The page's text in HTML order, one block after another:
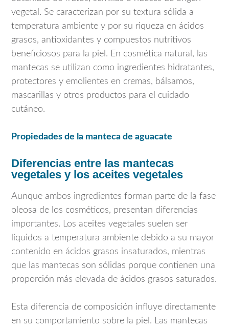
vegetal. Se caracterizan por su textura sólida a
temperatura ambiente y por su riqueza en ácidos
grasos, antioxidantes y compuestos nutritivos
beneficiosos para la piel. En cosmética natural, las
mantecas se utilizan como ingredientes hidratantes,
protectores y emolientes en cremas, bálsamos,
mascarillas y otros productos para el cuidado
cutáneo.
Propiedades de la manteca de aguacate
Diferencias entre las mantecas
vegetales y los aceites vegetales
Aunque ambos ingredientes forman parte de la fase
oleosa de los cosméticos, presentan diferencias
importantes. Los aceites vegetales suelen ser
líquidos a temperatura ambiente debido a su mayor
contenido en ácidos grasos insaturados, mientras
que las mantecas son sólidas porque contienen una
proporción más elevada de ácidos grasos saturados.
Esta diferencia de composición influye directamente
en su comportamiento sobre la piel. Las mantecas